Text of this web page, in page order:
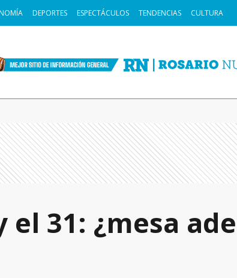
DEPORTES ESPECTÁCULOS TENDENCIAS CULTURA
el 31: ¿mesa